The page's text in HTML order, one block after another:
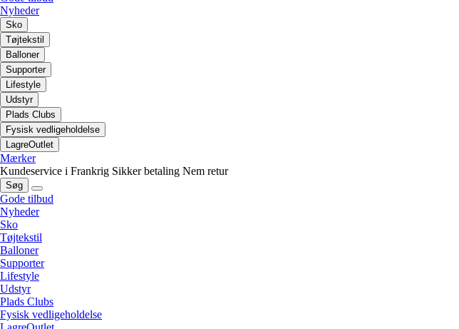
Nyheder
Sko
Tøjtekstil
Balloner
Supporter
Lifestyle
Udstyr
Plads Clubs
Fysisk vedligeholdelse
LagreOutlet
Mærker
Kundeservice i Frankrig Sikker betaling Nem retur
Søg
Gode tilbud
Nyheder
Sko
Tøjtekstil
Balloner
Supporter
Lifestyle
Udstyr
Plads Clubs
Fysisk vedligeholdelse